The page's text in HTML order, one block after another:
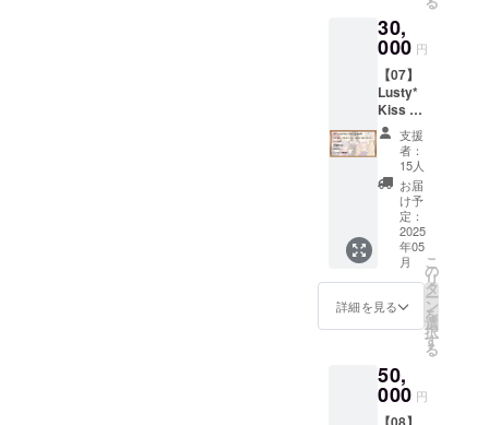
お届け
しま
す。 ※
データ
形式の
リター
ンは、
メール
にてダ
ウン
ロード
先をお
伝えい
たしま
す。
にお届
けしま
す。
■「アン
ジーさ
ん」立
ち絵早
期配布
イラス
トレー
ター
「MtU
」様に
よる
「アン
ん」立
ち絵
体公開
より一
足先に
お届け
有料プ
ラン
「メン
バーズ
シッ
プ・
ゴール
ド」
に、1か
月無料
で加入
できる
コード
です。
（既存
のアカ
ウント
料コー
ドがご
利用可
伝えい
たしま
■Ci-en
有料プ
ラン
「メン
バーズ
シッ
プ・
ゴール
ド」1か
月間無
料体験
コード
セット
クリエ
「Ci-
en」の
有料プ
タセッ
トプラ
ン・ス
タン
ダー
ド」と
同一内
容の
データ
特典で
す。 ※
データ
形式の
リター
ンは、
メール
にてダ
伝えい
たしま
30,
000 円
【07】
Lusty*
Kiss プ
ラン
（30,00
0円）
■【デー
タセッ
ト・ス
タン
ダー
ド】
「【02
】デー
タセッ
タン
ダー
ド」と
支援
者：
15人
お届
け予
定：
2025
年05
月
詳細を見る
こ
の
リ
タ
ー
ン
を
選
択
す
る
50,
000 円